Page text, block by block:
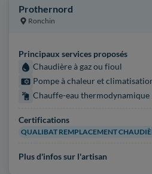
Prothernord
Ronchin
Principaux services proposés
Chaudière à gaz ou fioul
Pompe à chaleur et
Chauffe-eau thermodynamique
Certifications
QUALIBAT REMPLACEMENT
Plus d'infos sur l'artisan